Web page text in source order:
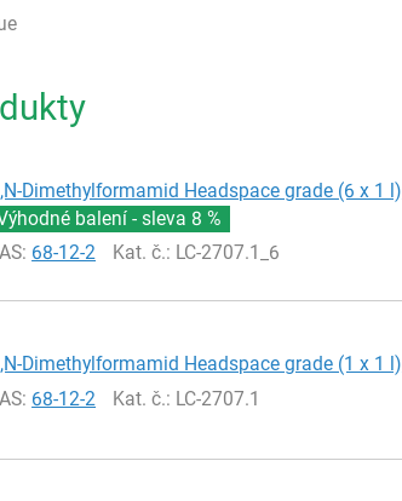
Dimethylformamid Headspace grade (6 x 1 l)
balení - sleva 8 %
68-12-2 Kat. č.: LC-2707.1_6
Dimethylformamid Headspace grade (1 x 1 l)
68-12-2 Kat. č.: LC-2707.1